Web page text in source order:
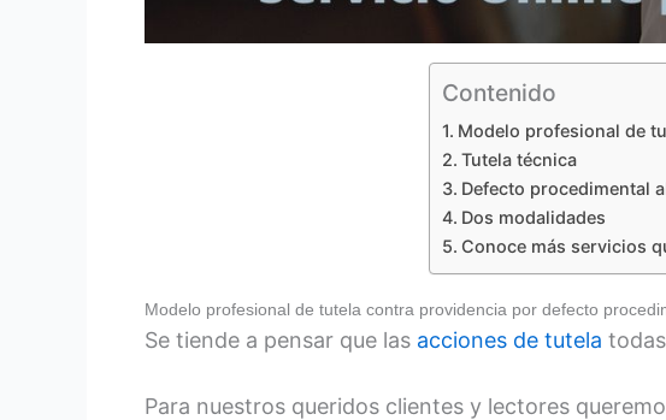
Contenido
Modelo profesional de
Tutela técnica
Defecto procedimental
Dos modalidades
Conoce más servicios
Modelo profesional de tutela contra providencia por defecto
Se tiende a pensar que las acciones de tutela
Para nuestros queridos clientes y lectores